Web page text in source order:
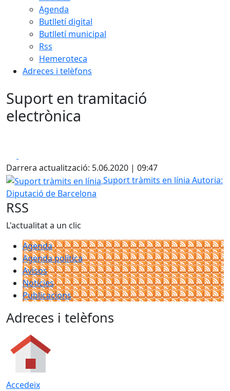
Agenda
Butlletí digital
Butlletí municipal
Rss
Hemeroteca
Adreces i telèfons
Suport en tramitació
electrònica
Darrera actualització: 5.06.2020 | 09:47
Suport tràmits en línia
Suport tràmits en línia Autoria:
Diputació de Barcelona
RSS
L'actualitat a un clic
Agenda
Agenda política
Avisos
Notícies
Publicacions
Adreces i telèfons
Accedeix